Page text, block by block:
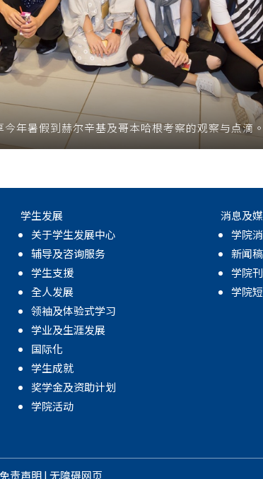
年暑假到赫尔辛基及哥本哈根考察的观察与点滴。
学生发展
关于学生发展中心
辅导及咨询服务
学生支援
全人发展
领袖及体验式学习
学业及生涯发展
国际化
学生成就
奖学金及资助计划
学院活动
消息及
学院
新闻稿
学院
学院
免责声明|无障碍网页